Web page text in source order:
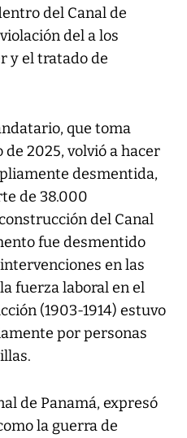
del Canal de
del a los
y el tratado de
que toma
2025, volvió a hacer
desmentida,
de 38.000
del Canal
fue desmentido
en las
fuerza laboral en el
(1903-1914) estuvo
por personas
de Panamá, expresó
la guerra de